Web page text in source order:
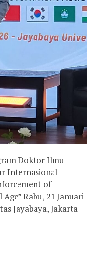
Doktor Ilmu
Internasional
of
Rabu, 21 Januari
Jayabaya, Jakarta